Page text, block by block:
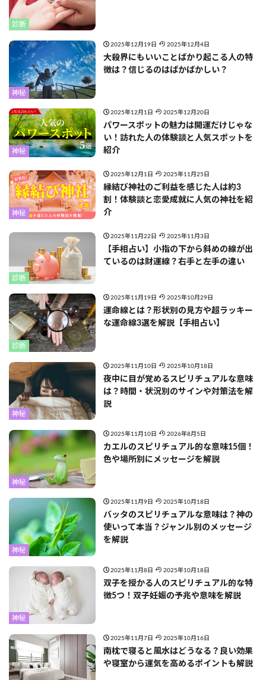
診断
神秘
2025年12月19日 2025年12月4日
大殺界にもいいことばかり起こる人の特
徴は？信じるのはばかばかしい？
神秘
2025年12月1日 2025年12月20日
パワースポットの魅力は開運だけじゃな
い！訪れた人の体験談と人気スポットを
紹介
神秘
2025年12月1日 2025年11月25日
縁結び神社のご利益を感じた人は約3
割！体験談と恋愛成就に人気の神社を紹
介
診断
2025年11月22日 2025年11月3日
【手相占い】小指の下から斜めの線が出
ているのは財運線？右手と左手の違い
診断
2025年11月19日 2025年10月29日
運命線とは？形状別の見方や超ラッキー
な運命線3選を解説【手相占い】
神秘
2025年11月10日 2025年10月18日
夜中に目が覚めるスピリチュアルな意味
は？時間・状況別のサインや対策法を解
説
神秘
2025年11月10日 2026年8月5日
カエルのスピリチュアル的な意味15個！
色や場所別にメッセージを解説
神秘
2025年11月9日 2025年10月18日
バッタのスピリチュアルな意味は？神の
使いって本当？ジャンル別のメッセージ
を解説
神秘
2025年11月8日 2025年10月18日
双子を授かる人のスピリチュアル的な特
徴5つ！双子妊娠の予兆や意味を解説
2025年11月7日 2025年10月16日
南枕で寝ると風水はどうなる？良い効果
や寝室から運気を高めるポイントも解説